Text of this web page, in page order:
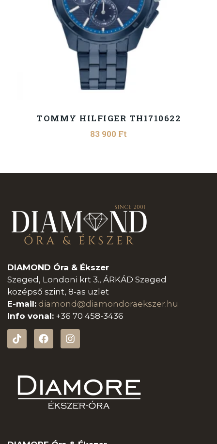
TOMMY HILFIGER TH1710622
83 900 Ft
DIAMOND Óra & Ékszer
Szeged, Londoni krt 3., ÁRKÁD Szeged
középső szint, 8-as üzlet
E-mail: diamond@diamondoraekszer.hu
Info vonal: +36 70 458-3436